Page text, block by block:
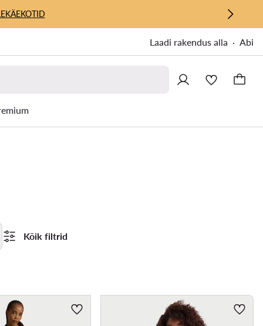
KÄEKOTID
Laadi rakendus alla Abi
Kõik filtrid